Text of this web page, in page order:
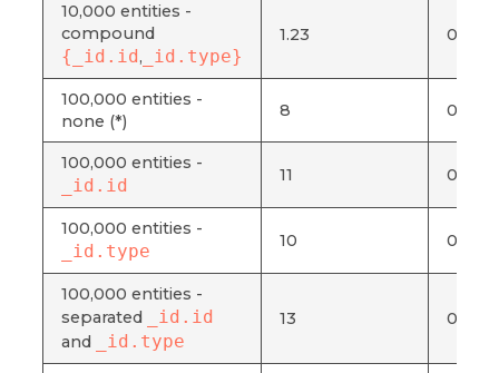
10,000 entities -
compound
{_id.id, _id.type}
1.23 0.006
100,000 entities -
none (*)
8 0.041
100,000 entities -
_id.id 11 0.057
100,000 entities -
_id.type 10 0.052
100,000 entities -
separated
_id.id
and _id.type
13 0.067